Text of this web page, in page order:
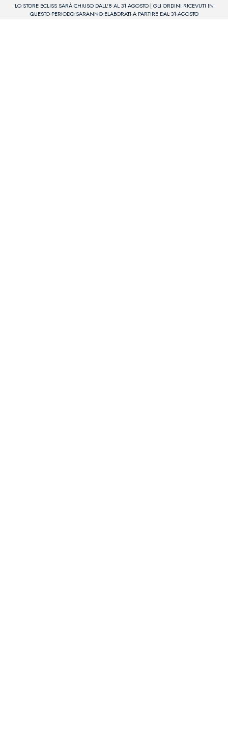
LO STORE ECLISS SARÀ CHIUSO DALL'8 AL 31 AGOSTO | GLI ORDINI RICEVUTI IN
QUESTO PERIODO SARANNO ELABORATI A PARTIRE DAL 31 AGOSTO